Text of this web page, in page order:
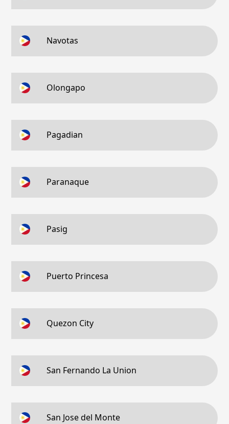
Navotas
Olongapo
Pagadian
Paranaque
Pasig
Puerto Princesa
Quezon City
San Fernando La Union
San Jose del Monte